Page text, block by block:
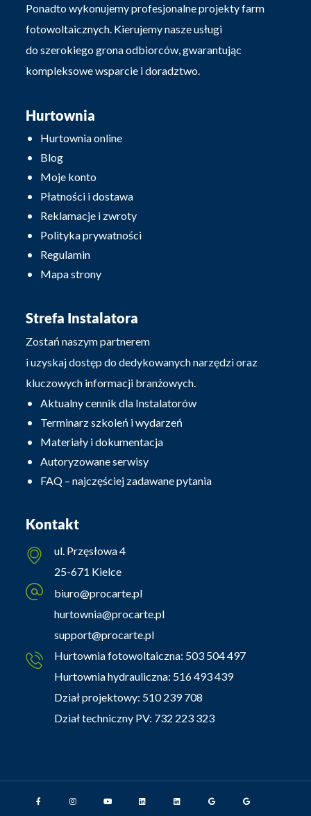
Ponadto wykonujemy profesjonalne projekty farm
fotowoltaicznych. Kierujemy nasze usługi
do szerokiego grona odbiorców, gwarantując
kompleksowe wsparcie i doradztwo.
Hurtownia
Hurtownia online
Blog
Moje konto
Płatności i dostawa
Reklamacje i zwroty
Polityka prywatności
Regulamin
Mapa strony
Strefa Instalatora
Zostań naszym partnerem
i uzyskaj dostęp do dedykowanych narzędzi oraz
kluczowych informacji branżowych.
Aktualny cennik dla Instalatorów
Terminarz szkoleń i wydarzeń
Materiały i dokumentacja
Autoryzowane serwisy
FAQ – najczęściej zadawane pytania
Kontakt
ul. Przęsłowa 4
25-671 Kielce
biuro@procarte.pl
hurtownia@procarte.pl
support@procarte.pl
Hurtownia fotowoltaiczna: 503 504 497
Hurtownia hydrauliczna: 516 493 439
Dział projektowy: 510 239 708
Dział techniczny PV: 732 223 323